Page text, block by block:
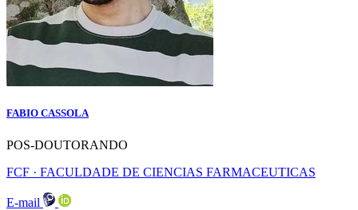
FABIO CASSOLA
POS-DOUTORANDO
FCF · FACULDADE DE CIENCIAS FARMACEUTICAS
E-mail